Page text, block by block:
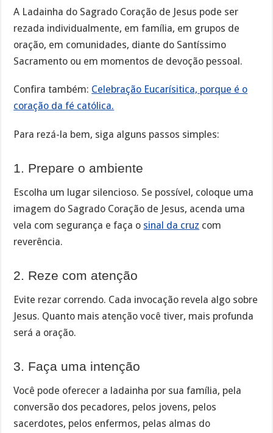
A Ladainha do Sagrado Coração de Jesus pode ser
rezada individualmente, em família, em grupos de
oração, em comunidades, diante do Santíssimo
Sacramento ou em momentos de devoção pessoal.
Confira também: Celebração Eucarísitica, porque é o
coração da fé católica.
Para rezá-la bem, siga alguns passos simples:
1. Prepare o ambiente
Escolha um lugar silencioso. Se possível, coloque uma
imagem do Sagrado Coração de Jesus, acenda uma
vela com segurança e faça o sinal da cruz com
reverência.
2. Reze com atenção
Evite rezar correndo. Cada invocação revela algo sobre
Jesus. Quanto mais atenção você tiver, mais profunda
será a oração.
3. Faça uma intenção
Você pode oferecer a ladainha por sua família, pela
conversão dos pecadores, pelos jovens, pelos
sacerdotes, pelos enfermos, pelas almas do